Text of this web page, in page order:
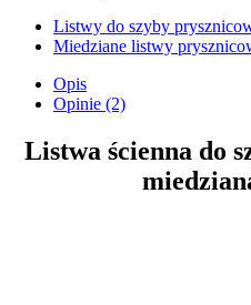
Listwy do szyby
Miedziane listwy
Opis
Opinie (2)
Listwa ścienna do